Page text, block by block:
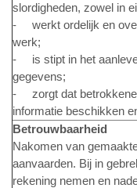
slordigheden, zowel in
- werkt ordelijk en
werk;
- is stipt in het
gegevens;
- zorgt dat
informatie beschikken
Betrouwbaarheid
Nakomen van
aanvaarden. Bij in
rekening nemen en